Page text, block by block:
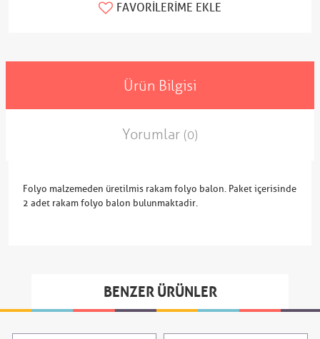
FAVORILERIME EKLE
Ürün Bilgisi
Yorumlar (0)
Folyo malzemeden üretilmis rakam folyo balon. Paket içerisinde
2 adet rakam folyo balon bulunmaktadir.
BENZER ÜRÜNLER